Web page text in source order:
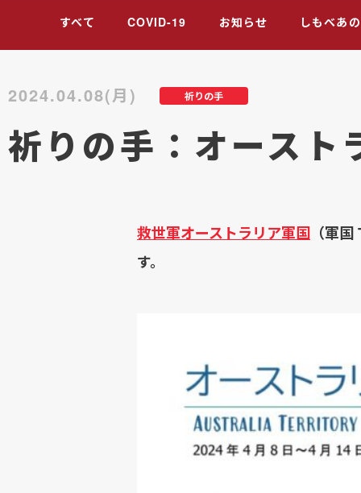
すべて COVID-19 お知らせ しもべあ
祈りの手
2024.04.08(月)
祈りの手：オースト
救世軍オーストラリア軍国 （軍
す。